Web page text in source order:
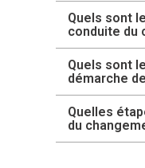
Quels sont
conduite du
Quels sont
démarche
Quelles
du